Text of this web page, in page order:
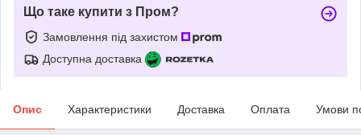
Що таке купити з Пром?
Замовлення під захистом
Доступна доставка
Опис Характеристики Доставка Оплата Умови